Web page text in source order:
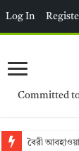
Committed
বৈরী
Log In